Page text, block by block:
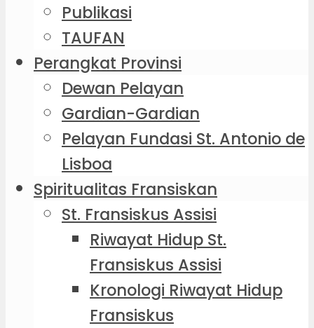
Publikasi
TAUFAN
Perangkat Provinsi
Dewan Pelayan
Gardian-Gardian
Pelayan Fundasi St. Antonio de
Lisboa
Spiritualitas Fransiskan
St. Fransiskus Assisi
Riwayat Hidup St.
Fransiskus Assisi
Kronologi Riwayat Hidup
Fransiskus